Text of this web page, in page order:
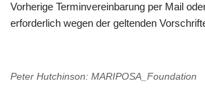
Vorherige Terminvereinbarung per Mail
erforderlich wegen der geltenden
Peter Hutchinson: MARIPOSA_Foundation